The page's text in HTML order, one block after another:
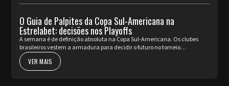
O Guia de Palpites da Copa Sul-Americana na
Estrelabet: decisões nos Playoffs
A semana é de definição absoluta na Copa Sul-Americana. Os clubes
brasileiros vestem a armadura para decidir o futuro no torneio
internacional diante da sua torcida, valendo a cobiçada vaga nas oi...
VER MAIS